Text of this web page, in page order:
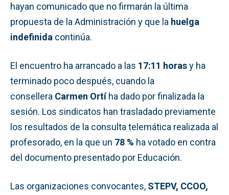
hayan comunicado que no firmarán la última
propuesta de la Administración y que la huelga
indefinida continúa.
El encuentro ha arrancado a las 17:11 horasy ha
terminado poco después, cuando la
consellera Carmen Ortíha dado por finalizada la
sesión. Los sindicatos han trasladado previamente
los resultados de la consulta telemática realizada al
profesorado, en la que un 78 % ha votado en contra
del documento presentado por Educación.
Las organizaciones convocantes, STEPV, CCOO,